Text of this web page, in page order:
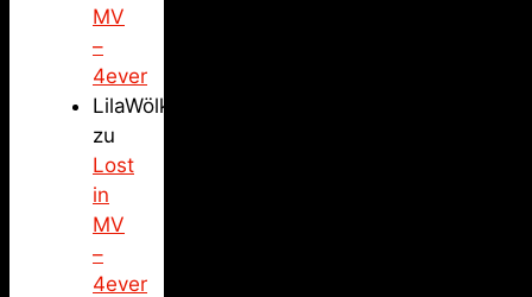
MV
–
4ever
LilaWölkchen
zu
Lost
in
MV
–
4ever